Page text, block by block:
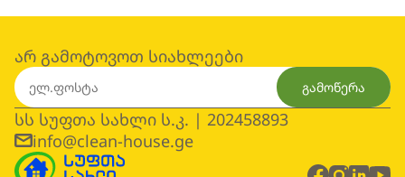
არ გამოტოვოთ სიახლეები
გამოწერა
სს სუფთა სახლი ს.კ. | 202458893
info@clean-house.ge